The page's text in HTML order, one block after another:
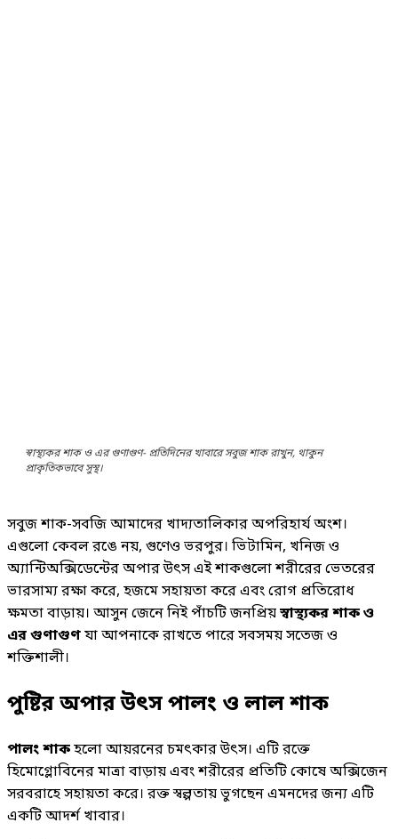
স্বাস্থ্যকর শাক ও এর গুণাগুণ- প্রতিদিনের খাবারে সবুজ শাক রাখুন, থাকুন
প্রাকৃতিকভাবে সুস্থ।
সবুজ শাক-সবজি আমাদের খাদ্যতালিকার অপরিহার্য অংশ।
এগুলো কেবল রঙে নয়, গুণেও ভরপুর। ভিটামিন, খনিজ ও
অ্যান্টিঅক্সিডেন্টের অপার উৎস এই শাকগুলো শরীরের ভেতরের
ভারসাম্য রক্ষা করে, হজমে সহায়তা করে এবং রোগ প্রতিরোধ
ক্ষমতা বাড়ায়। আসুন জেনে নিই পাঁচটি জনপ্রিয়স্বাস্থ্যকর শাক ও
এর গুণাগুণযা আপনাকে রাখতে পারে সবসময় সতেজ ও
শক্তিশালী।
পুষ্টির অপার উৎস পালং ও লাল শাক
পালং শাকহলো আয়রনের চমৎকার উৎস। এটি রক্তে
হিমোগ্লোবিনের মাত্রা বাড়ায় এবং শরীরের প্রতিটি কোষে অক্সিজেন
সরবরাহে সহায়তা করে। রক্ত স্বল্পতায় ভুগছেন এমনদের জন্য এটি
একটি আদর্শ খাবার।